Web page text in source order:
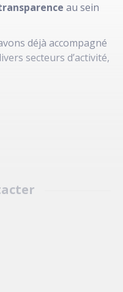
au sein
déjà accompagné
secteurs d’activité,